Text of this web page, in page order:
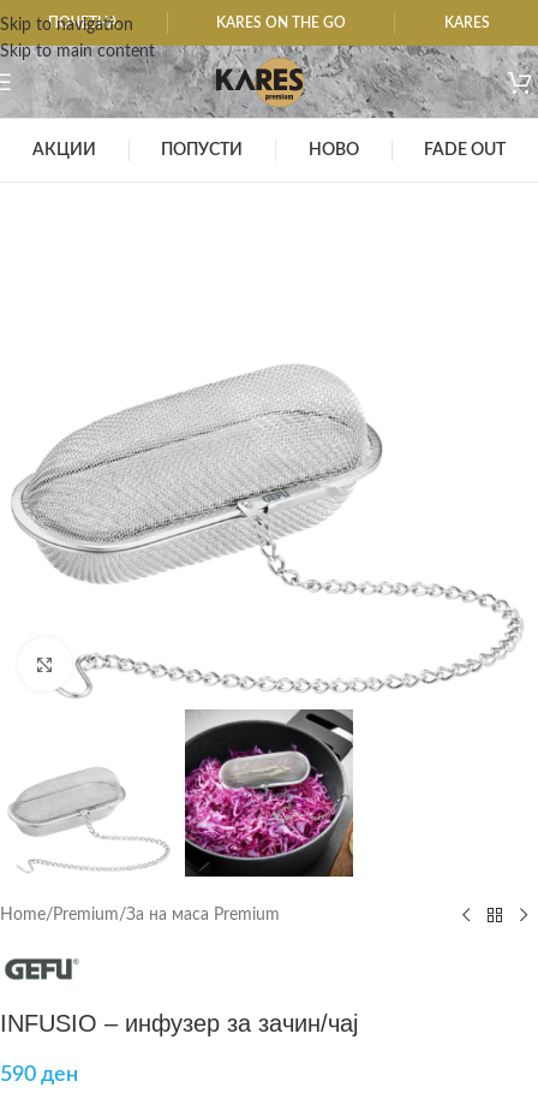
Skip to navigation
Skip to main content
ПОЧЕТНА KARES ON THE GO KARES
АКЦИИ ПОПУСТИ НОВО FADE OUT
Click to enlarge
Home/ Premium/За на маса Premium
INFUSIO – инфузер за зачин/чај
590 ден